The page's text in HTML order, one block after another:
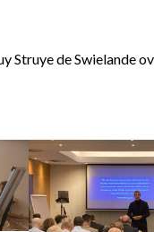
Struye de Swielande